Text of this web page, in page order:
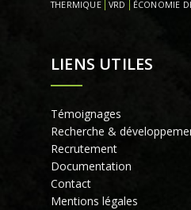
THERMIQUE
VRD ÉCONOMIE
LIENS UTILES
Témoignages
Recherche &
Recrutement
Documentation
Contact
Mentions légales